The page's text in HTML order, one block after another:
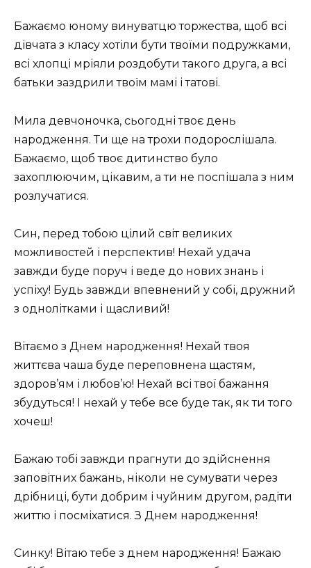
Бажаємо юному винуватцю торжества, щоб всі
дівчата з класу хотіли бути твоїми подружками,
всі хлопці мріяли роздобути такого друга, а всі
батьки заздрили твоїм мамі і татові.
Мила девчоночка, сьогодні твоє день
народження. Ти ще на трохи подорослішала.
Бажаємо, щоб твоє дитинство було
захоплюючим, цікавим, а ти не поспішала з ним
розлучатися.
Син, перед тобою цілий світ великих
можливостей і перспектив! Нехай удача
завжди буде поруч і веде до нових знань і
успіху! Будь завжди впевнений у собі, дружний
з однолітками і щасливий!
Вітаємо з Днем народження! Нехай твоя
життєва чаша буде переповнена щастям,
здоров’ям і любов’ю! Нехай всі твої бажання
збудуться! І нехай у тебе все буде так, як ти того
хочеш!
Бажаю тобі завжди прагнути до здійснення
заповітних бажань, ніколи не сумувати через
дрібниці, бути добрим і чуйним другом, радіти
життю і посміхатися. З Днем народження!
Синку! Вітаю тебе з днем ​​народження! Бажаю